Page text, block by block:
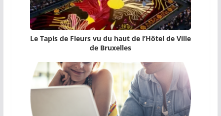
Le Tapis de Fleurs vu du haut de l’Hôtel de Ville
de Bruxelles